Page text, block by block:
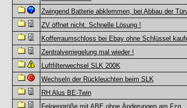
Zwingend Batterie abklemmen, bei Abbau der
ZV öffnet nicht. Schnelle Lösung !
Kofferraumschloss bei Ebay ohne Schlüssel
Zentralverriegelung mal wieder !
Luftfilterwechsel SLK 200K
Wechseln der Rückleuchten beim SLK
RH Alus BE-Twin
Felgengröße mit ABE ohne Änderungen am Fzg.